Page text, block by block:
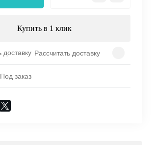
Купить в 1 клик
Рассчитать доставку
Под заказ